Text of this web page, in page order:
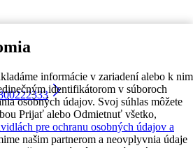
informácie v zariadení alebo k nim
identifikátorom v súboroch
osobných údajov. Svoj súhlas môžete
Prijať alebo Odmietnuť všetko,
pre ochranu osobných údajov a
našim partnerom a neovplyvnia údaje